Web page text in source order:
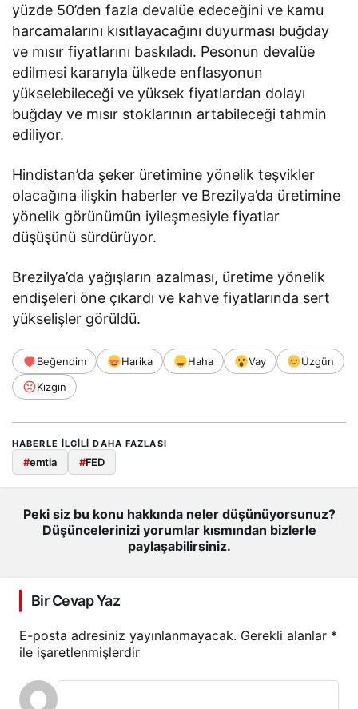
yüzde 50’den fazla devalüe edeceğini ve kamu
harcamalarını kısıtlayacağını duyurması buğday
ve mısır fiyatlarını baskıladı. Pesonun devalüe
edilmesi kararıyla ülkede enflasyonun
yükselebileceği ve yüksek fiyatlardan dolayı
buğday ve mısır stoklarının artabileceği tahmin
ediliyor.
Hindistan’da şeker üretimine yönelik teşvikler
olacağına ilişkin haberler ve Brezilya’da üretimine
yönelik görünümün iyileşmesiyle fiyatlar
düşüşünü sürdürüyor.
Brezilya’da yağışların azalması, üretime yönelik
endişeleri öne çıkardı ve kahve fiyatlarında sert
yükselişler görüldü.
Beğendim Harika Haha Vay
Üzgün
Kızgın
HABERLE ILGILI DAHA FAZLASI
#emtia #FED
Peki siz bu konu hakkında neler düşünüyorsunuz?
Düşüncelerinizi yorumlar kısmından bizlerle
paylaşabilirsiniz.
Bir Cevap Yaz
E-posta adresiniz yayınlanmayacak. Gerekli alanlar *
ile işaretlenmişlerdir